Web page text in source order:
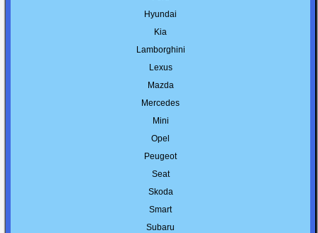
Hyundai
Kia
Lamborghini
Lexus
Mazda
Mercedes
Mini
Opel
Peugeot
Seat
Skoda
Smart
Subaru